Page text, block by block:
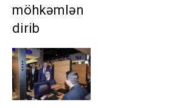
möhkəmlən
dirib